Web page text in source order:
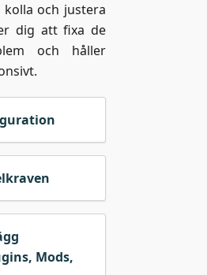
och justera
dig att fixa de
och håller
Mods,